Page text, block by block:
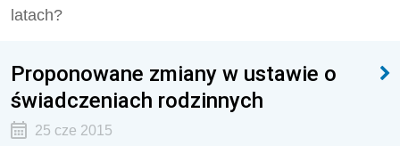
latach?
Proponowane zmiany w ustawie o
świadczeniach rodzinnych
25 cze 2015